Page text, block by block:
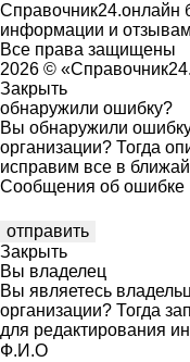
Справочник24.онлайн
информации и
Все права защищены
2026 ©
Закрыть
обнаружили ошибку?
Вы обнаружили
организации? Тогда
исправим все в
Сообщения об ошибке
Закрыть
Вы владелец
Вы являетесь
организации? Тогда
для редактирования
Ф.И.О